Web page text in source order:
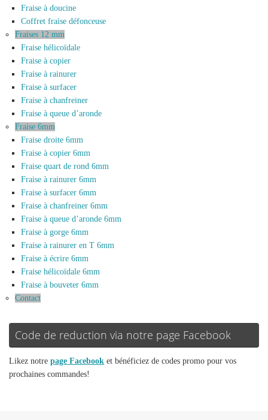
Fraise à doucine
Coffret fraise défonceuse
Fraises 12 mm
Fraise hélicoïdale
Fraise à copier
Fraise à rainurer
Fraise à surfacer
Fraise à chanfreiner
Fraise à queue d’aronde
Fraise 6mm
Fraise droite 6mm
Fraise à copier 6mm
Fraise quart de rond 6mm
Fraise à rainurer 6mm
Fraise à surfacer 6mm
Fraise à chanfreiner 6mm
Fraise à queue d’aronde 6mm
Fraise à gorge 6mm
Fraise à rainurer en T 6mm
Fraise à écrire 6mm
Fraise hélicoïdale 6mm
Fraise à bouveter 6mm
Contact
Code de reduction via notre page Facebook
Likez notre page Facebook et bénéficiez de codes promo pour vos
prochaines commandes!